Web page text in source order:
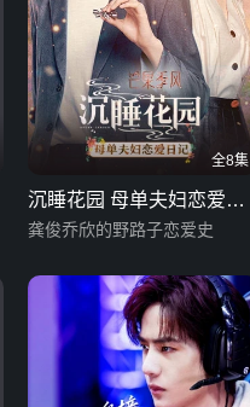
全8集
沉睡花园 母单夫妇恋爱日
记
龚俊乔欣的野路子恋爱史